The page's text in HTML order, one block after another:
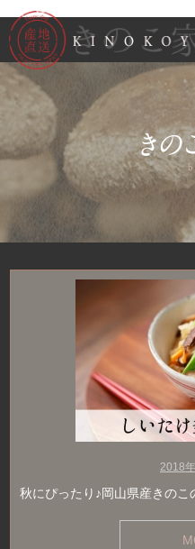
2018
秋にぴったり♪岡山県産きのこ